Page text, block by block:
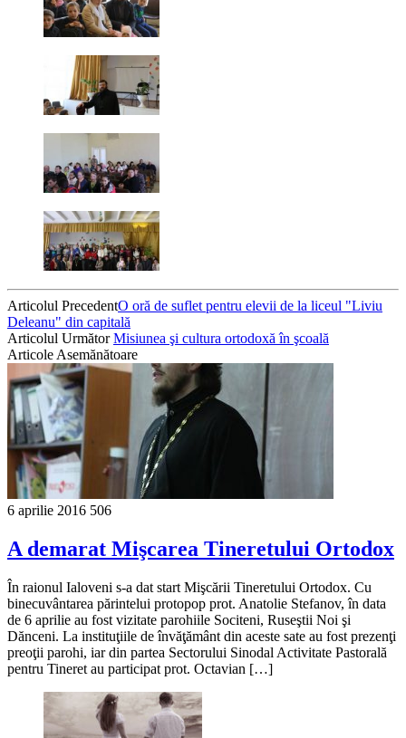
Articolul PrecedentO oră de suflet pentru elevii de la liceul "Liviu
Deleanu" din capitală
Articolul UrmătorMisiunea şi cultura ortodoxă în şcoală
Articole Asemănătoare
6 aprilie 2016 506
A demarat Mişcarea Tineretului Ortodox
În raionul Ialoveni s-a dat start Mişcării Tineretului Ortodox. Cu
binecuvântarea părintelui protopop prot. Anatolie Stefanov, în data
de 6 aprilie au fost vizitate parohiile Sociteni, Ruseştii Noi şi
Dănceni. La instituţiile de învăţământ din aceste sate au fost prezenţi
preoţii parohi, iar din partea Sectorului Sinodal Activitate Pastorală
pentru Tineret au participat prot. Octavian […]